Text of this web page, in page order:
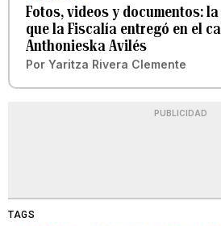
Fotos, videos y documentos:
que la Fiscalía entregó en el
Anthonieska Avilés
Por Yaritza Rivera Clemente
PUBLICIDAD
TAGS